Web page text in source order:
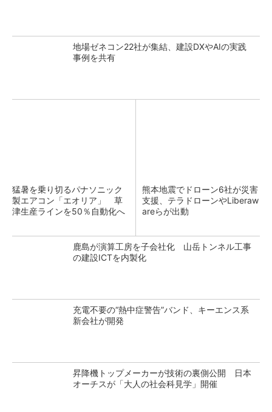
地場ゼネコン22社が集結、建設DXやAIの実践
事例を共有
猛暑を乗り切るパナソニック
製エアコン「エオリア」 草
津生産ラインを50％自動化へ
熊本地震でドローン6社が災害
支援、テラドローンやLiberaw
areらが出動
鹿島が演算工房を子会社化 山岳トンネル工事
の建設ICTを内製化
充電不要の“熱中症警告”バンド、キーエンス系
新会社が開発
昇降機トップメーカーが技術の裏側公開 日本
オーチスが「大人の社会科見学」開催